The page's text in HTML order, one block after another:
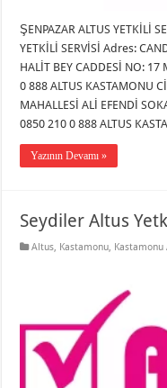
ŞENPAZAR ALTUS YETKİLİ
YETKİLİ SERVİSİ Adres:
HALİT BEY CADDESİ NO:
0 888 ALTUS KASTAMONU
MAHALLESİ ALİ EFENDİ
0850 210 0 888 ALTUS
Yazının Devamı »
Seydiler Altus
Altus, Kastamonu,